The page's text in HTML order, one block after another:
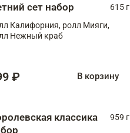
сет набор
615 г
Калифорния, ролл Мияги,
Нежный краб
₽ В корзину
классика
959 г